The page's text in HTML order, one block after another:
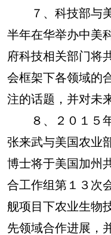
７、科技部与美
半年在华举办中美
府科技相关部门将
会框架下各领域的
注的话题，并对未
８、２０１５年
张来武与美国农业
博士将于美国加州
合工作组第１３次
舰项目下农业生物
先领域合作进展，